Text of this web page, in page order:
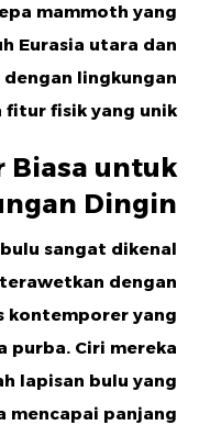
mammoth yang
Eurasia utara dan
lingkungan
fisik yang unik.
Biasa untuk
Dingin
sangat dikenal
dengan
kontemporer yang
purba. Ciri mereka
lapisan bulu yang
mencapai panjang